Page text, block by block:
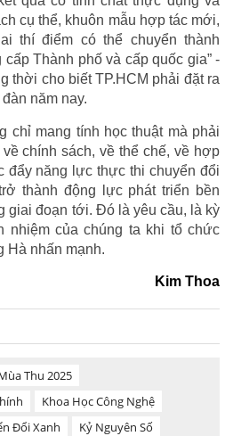
cụ thể, khuôn mẫu hợp tác mới,
thí điểm có thể chuyển thành
Thành phố và cấp quốc gia” -
thời cho biết TP.HCM phải đặt ra
năm nay.
chỉ mang tính học thuật mà phải
chính sách, về thể chế, về hợp
đẩy năng lực thực thi chuyển đổi
thành động lực phát triển bền
giai đoạn tới. Đó là yêu cầu, là kỳ
nhiệm của chúng ta khi tổ chức
Hà nhấn mạnh.
Kim Thoa
Thu 2025
Khoa Học Công Nghệ
Đổi Xanh
Kỷ Nguyên Số